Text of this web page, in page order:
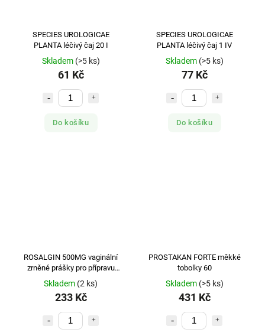
SPECIES UROLOGICAE
PLANTA léčivý čaj 20 I
Skladem (>5 ks)
61 Kč
Do košíku
SPECIES UROLOGICAE
PLANTA léčivý čaj 1 IV
Skladem (>5 ks)
77 Kč
Do košíku
ROSALGIN 500MG vaginální
zrněné prášky pro přípravu
roztoku 6
Skladem (2 ks)
233 Kč
PROSTAKAN FORTE měkké
tobolky 60
Skladem (>5 ks)
431 Kč